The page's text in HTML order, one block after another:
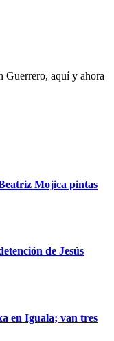
Guerrero, aquí y ahora
Mojica pintas
de Jesús
en Iguala; van tres